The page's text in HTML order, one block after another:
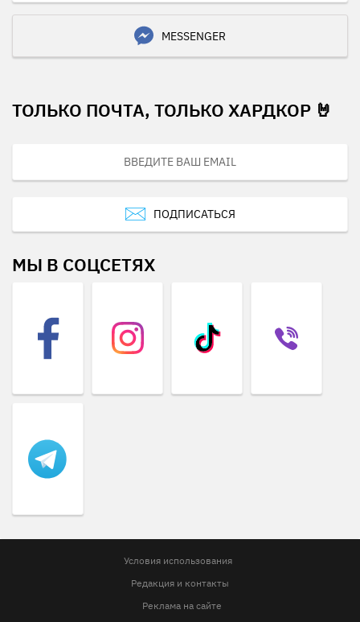
MESSENGER
ТОЛЬКО ПОЧТА, ТОЛЬКО ХАРДКОР 🤘
ПОДПИСАТЬСЯ
МЫ В СОЦСЕТЯХ
Условия использования
Редакция и контакты
Реклама на сайте